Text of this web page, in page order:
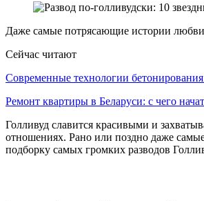
Даже самые потрясающие истории любви
Сейчас читают
Современные технологии
Ремонт квартиры в Беларуси: с чего
Голливуд славится красивыми и
отношениях. Рано или поздно даже
подборку самых громких разводов